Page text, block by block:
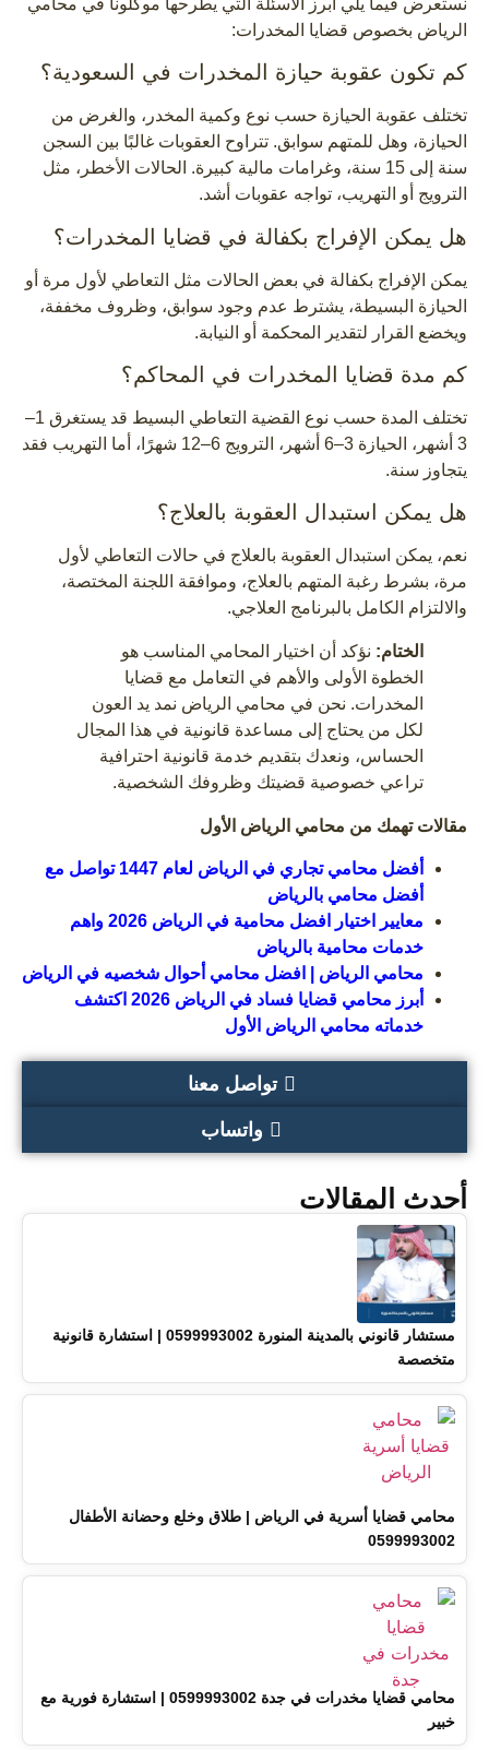
تواصل معنا
واتساب
أحدث المقالات
مستشار قانوني بالمدينة المنورة 0599993002 | استشارة قانونية
متخصصة
محامي قضايا أسرية في الرياض | طلاق وخلع وحضانة الأطفال
0599993002
محامي قضايا مخدرات في جدة 0599993002 | استشارة فورية مع
خبير
الرياض بخصوص قضايا المخدرات:
كم تكون عقوبة حيازة المخدرات في السعودية؟
تختلف عقوبة الحيازة حسب نوع وكمية المخدر، والغرض من
الحيازة، وهل للمتهم سوابق. تتراوح العقوبات غالبًا بين السجن
سنة إلى 15 سنة، وغرامات مالية كبيرة. الحالات الأخطر، مثل
الترويج أو التهريب، تواجه عقوبات أشد.
هل يمكن الإفراج بكفالة في قضايا المخدرات؟
يمكن الإفراج بكفالة في بعض الحالات مثل التعاطي لأول مرة أو
الحيازة البسيطة، يشترط عدم وجود سوابق، وظروف مخففة،
ويخضع القرار لتقدير المحكمة أو النيابة.
كم مدة قضايا المخدرات في المحاكم؟
تختلف المدة حسب نوع القضية التعاطي البسيط قد يستغرق 1–
3 أشهر، الحيازة 3–6 أشهر، الترويج 6–12 شهرًا، أما التهريب فقد
يتجاوز سنة.
هل يمكن استبدال العقوبة بالعلاج؟
نعم، يمكن استبدال العقوبة بالعلاج في حالات التعاطي لأول
مرة، بشرط رغبة المتهم بالعلاج، وموافقة اللجنة المختصة،
والالتزام الكامل بالبرنامج العلاجي.
الختام: نؤكد أن اختيار المحامي المناسب هو
الخطوة الأولى والأهم في التعامل مع قضايا
المخدرات. نحن في محامي الرياض نمد يد العون
لكل من يحتاج إلى مساعدة قانونية في هذا المجال
الحساس، ونعدك بتقديم خدمة قانونية احترافية
تراعي خصوصية قضيتك وظروفك الشخصية.
مقالات تهمك من محامي الرياض الأول
أفضل محامي تجاري في الرياض لعام 1447 تواصل مع
أفضل محامي بالرياض
معايير اختيار افضل محامية في الرياض 2026 واهم
خدمات محامية بالرياض
محامي الرياض | افضل محامي أحوال شخصيه في الرياض
أبرز محامي قضايا فساد في الرياض 2026 اكتشف
خدماته محامي الرياض الأول